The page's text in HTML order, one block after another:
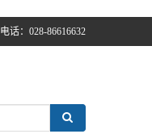
话：028-86616632